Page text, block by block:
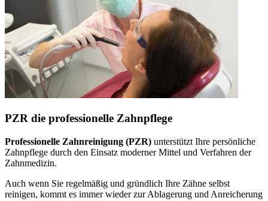
PZR die professionelle Zahnpflege
Professionelle Zahnreinigung (PZR) unterstützt Ihre persönliche
Zahnpflege durch den Einsatz moderner Mittel und Verfahren der
Zahnmedizin.
Auch wenn Sie regelmäßig und gründlich Ihre Zähne selbst
reinigen, kommt es immer wieder zur Ablagerung und Anreicherung